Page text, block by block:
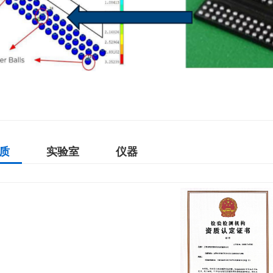
实验室 仪器